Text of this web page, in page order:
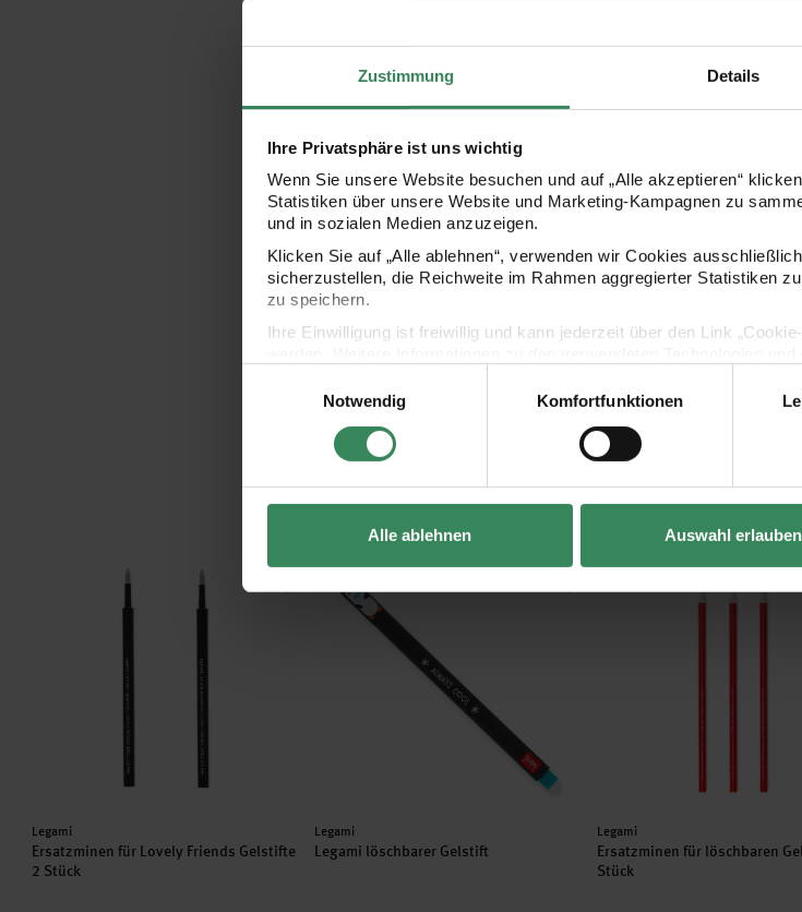
Zustimmung Details
Ihre Privatsphäre ist uns wichtig
Wenn Sie unsere Website besuchen und auf „Alle akzeptieren“
Statistiken über unsere Website und Marketing-Kampagnen zu
und in sozialen Medien anzuzeigen.
Klicken Sie auf „Alle ablehnen“, verwenden wir Cookies
sicherzustellen, die Reichweite im Rahmen aggregierter Statistiken
zu speichern.
Ihre Einwilligung ist freiwillig und kann jederzeit über den Link
Impressum
Datenschutz Vertrag widerrufen
Notwendig
Komfortfunktionen
Alle ablehnen Auswahl erlauben
- mit niedlichem
- Material:
Hersteller
Ersatzminen für Lovely Friends Gelstifte 2 Stück
Hersteller:
Legami
Ersatzminen für Lovely Friends Gelstifte
2 Stück
Legami löschbarer Gelstift
Hersteller:
Legami
Legami löschbarer Gelstift
Ersatzminen für
Hersteller:
Legami
Ersatzminen für löschbaren
Stück